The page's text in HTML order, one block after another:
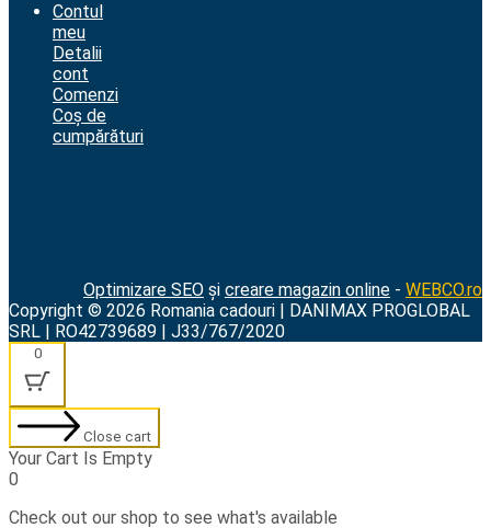
Contul
meu
Detalii
cont
Comenzi
Coș de
cumpărături
Optimizare SEO și creare magazin online - WEBCO.ro
Copyright © 2026 Romania cadouri | DANIMAX PROGLOBAL
SRL | RO42739689 | J33/767/2020
0
Close cart
Your Cart Is Empty
0
Check out our shop to see what's available